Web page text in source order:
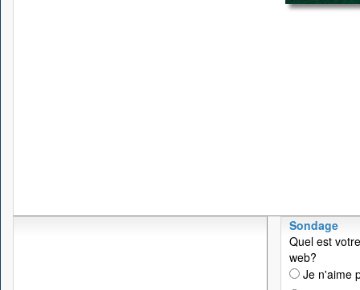
Sondage
Quel est
web?
Je n'aime